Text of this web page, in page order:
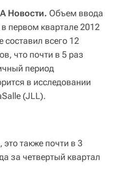
Новости. Объем ввода
первом квартале 2012
составил всего 12
что почти в 5 раз
период
в исследовании
(JLL).
это также почти в 3
за четвертый квартал